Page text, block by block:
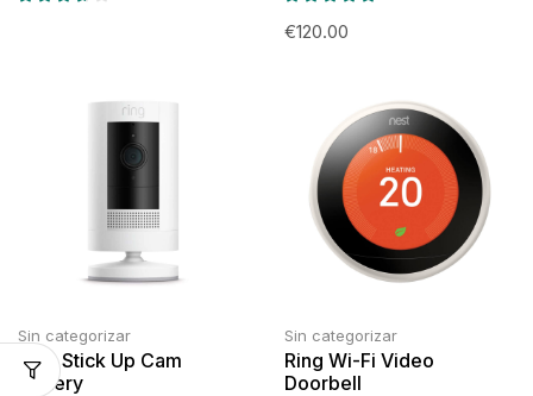
€120.00
Sin categorizar
Ring Stick Up Cam
Battery
Sin categorizar
Ring Wi-Fi Video
Doorbell